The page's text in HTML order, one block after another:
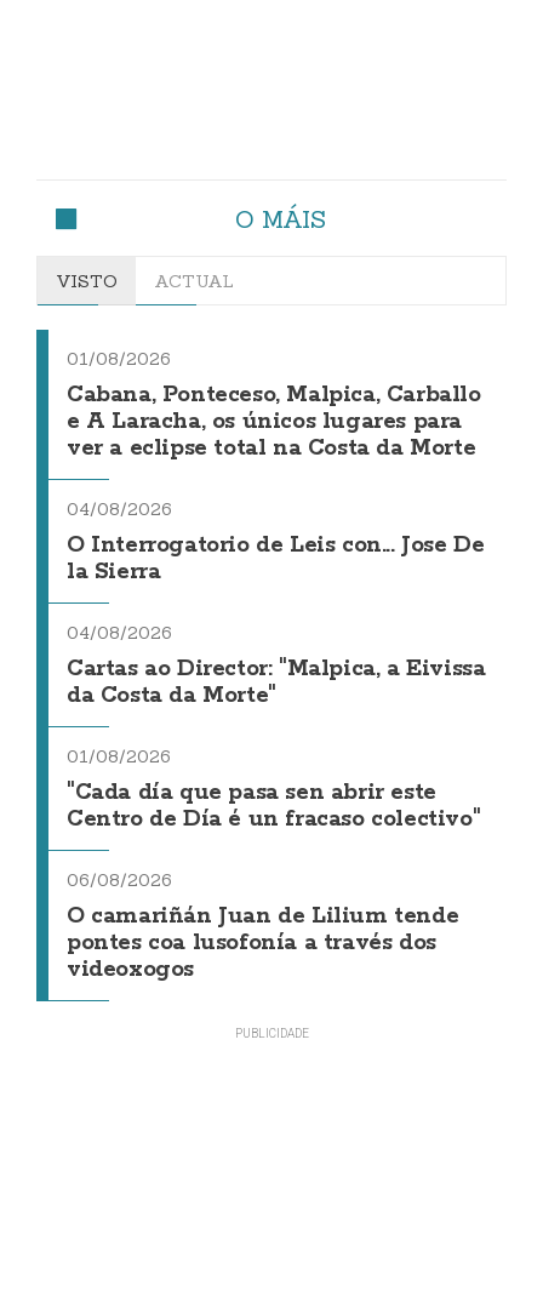
O MÁIS
VISTO ACTUAL
01/08/2026
Cabana, Ponteceso, Malpica, Carballo
e A Laracha, os únicos lugares para
ver a eclipse total na Costa da Morte
04/08/2026
O Interrogatorio de Leis con... Jose De
la Sierra
04/08/2026
Cartas ao Director: "Malpica, a Eivissa
da Costa da Morte"
01/08/2026
"Cada día que pasa sen abrir este
Centro de Día é un fracaso colectivo"
06/08/2026
O camariñán Juan de Lilium tende
pontes coa lusofonía a través dos
videoxogos